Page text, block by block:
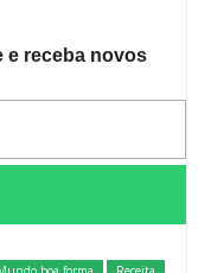
e receba novos